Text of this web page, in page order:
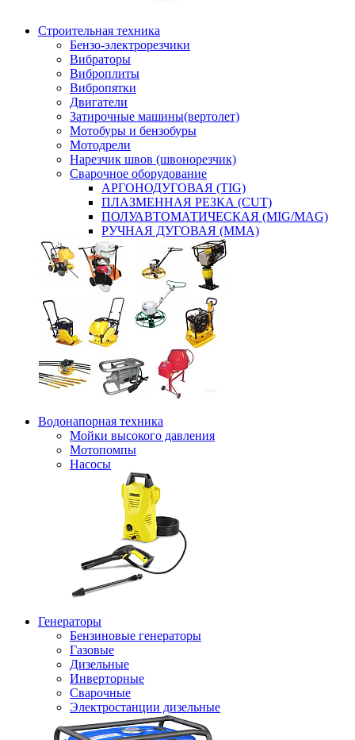
Строительная техника
Бензо-электрорезчики
Вибраторы
Виброплиты
Вибропятки
Двигатели
Затирочные машины(вертолет)
Мотобуры и бензобуры
Мотодрели
Нарезчик швов (швонорезчик)
Сварочное оборудование
АРГОНОДУГОВАЯ (TIG)
ПЛАЗМЕННАЯ РЕЗКА (CUT)
ПОЛУАВТОМАТИЧЕСКАЯ (MIG/MAG)
РУЧНАЯ ДУГОВАЯ (MMA)
Водонапорная техника
Мойки высокого давления
Мотопомпы
Насосы
Генераторы
Бензиновые генераторы
Газовые
Дизельные
Инверторные
Сварочные
Электростанции дизельные